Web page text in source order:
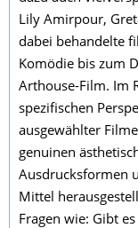
Lily Amirpour,
dabei behandelte
Komödie bis zum
Arthouse-Film. Im
spezifischen
ausgewählter
genuinen
Ausdrucksformen
Mittel
Fragen wie: Gibt